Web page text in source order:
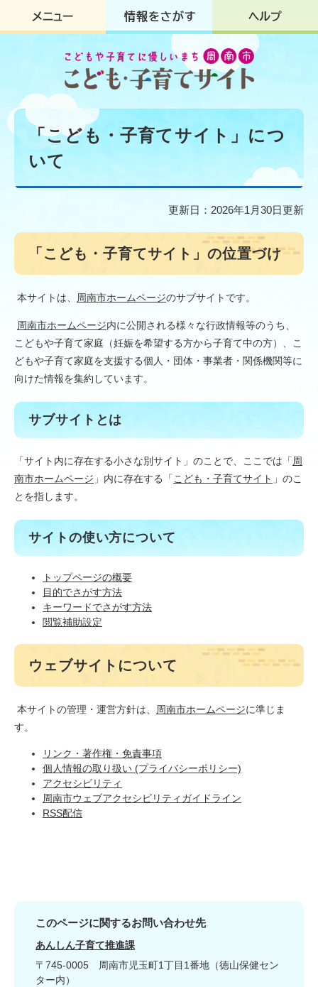
ジ
す
。
ュ
し
て
本
「こども・子育てサイト」につ
いて
更新日：2026年1月30日更新
「こども・子育てサイト」の位置づけ
本サイトは、 周南市ホームページのサブサイトです。
周南市ホームページ内に公開される様々な行政情報等のうち、
こどもや子育て家庭（妊娠を希望する方から子育て中の方）、こ
どもや子育て家庭を支援する個人・団体・事業者・関係機関等に
向けた情報を集約しています。
サブサイトとは
「サイト内に存在する小さな別サイト」のことで、ここでは「周
南市ホームページ 」内に存在する「こども・子育てサイト 」のこ
とを指します。
サイトの使い方について
トップページの概要
目的でさがす方法
キーワードでさがす方法
閲覧補助設定
ウェブサイトについて
本サイトの管理・運営方針は、 周南市ホームページに準じま
す。
リンク・著作権・免責事項
個人情報の取り扱い (プライバシーポリシー)
アクセシビリティ
周南市ウェブアクセシビリティガイドライン
RSS配信
このページに関するお問い合わせ先
あんしん子育て推進課
〒745-0005
周南市児玉町1丁目1番地（徳山保健セン
ター内）